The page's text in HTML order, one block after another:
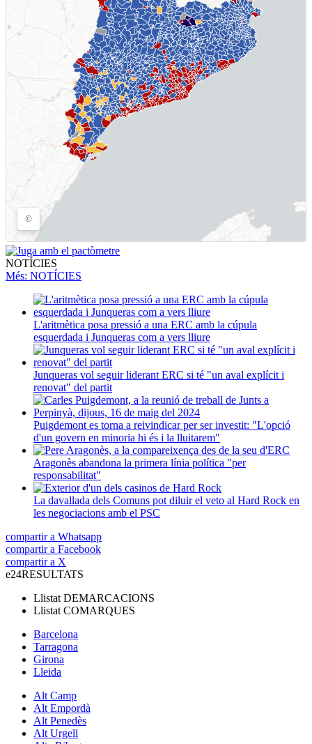
NOTÍCIES
Més: NOTÍCIES
L'aritmètica posa pressió a una ERC amb la cúpula
esquerdada i Junqueras com a vers lliure
Junqueras vol seguir liderant ERC si té "un aval explícit i
renovat" del partit
Puigdemont es torna a reivindicar per ser investit: "L'opció
d'un govern en minoria hi és i la lluitarem"
Aragonès abandona la primera línia política "per
responsabilitat"
La davallada dels Comuns pot diluir el veto al Hard Rock en
les negociacions amb el PSC
compartir a Whatsapp
compartir a Facebook
compartir a X
e24RESULTATS
Llistat DEMARCACIONS
Llistat COMARQUES
Barcelona
Tarragona
Girona
Lleida
Alt Camp
Alt Empordà
Alt Penedès
Alt Urgell